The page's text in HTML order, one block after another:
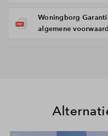
Woningborg
algemene